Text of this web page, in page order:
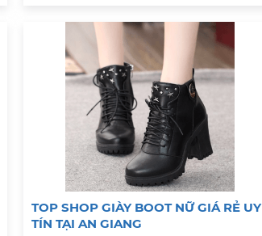
TOP SHOP GIÀY BOOT NỮ GIÁ RẺ UY
TÍN TẠI AN GIANG